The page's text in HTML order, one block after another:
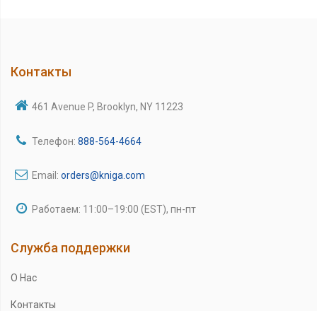
Контакты
461 Avenue P, Brooklyn, NY 11223
Телефон: 888-564-4664
Email: orders@kniga.com
Работаем: 11:00–19:00 (EST), пн-пт
Служба поддержки
О Нас
Контакты